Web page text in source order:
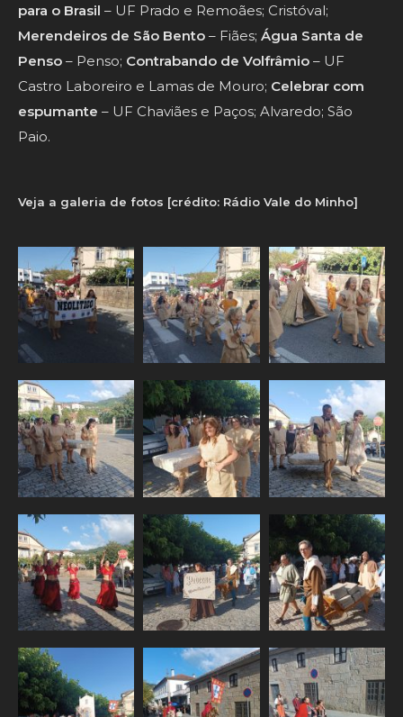
para o Brasil – UF Prado e Remoães; Cristóval;
Merendeiros de São Bento – Fiães; Água Santa de
Penso – Penso; Contrabando de Volfrâmio – UF
Castro Laboreiro e Lamas de Mouro; Celebrar com
espumante – UF Chaviães e Paços; Alvaredo; São
Paio.
Veja a galeria de fotos [crédito: Rádio Vale do Minho]